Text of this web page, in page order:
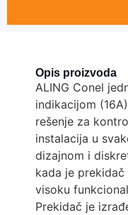
Opis proizvoda
ALING Conel
indikacijom
rešenje za
instalacija u
dizajnom i
kada je
visoku
Prekidač je